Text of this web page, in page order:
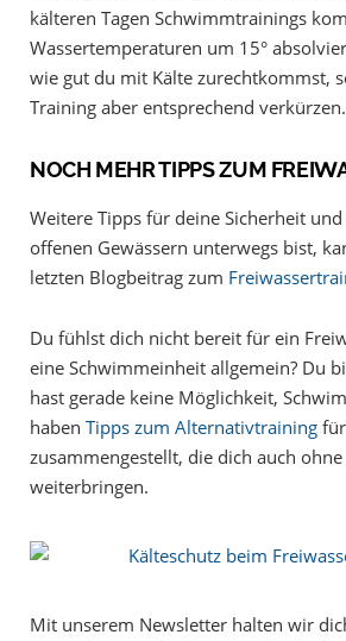
kälteren Tagen Schwimmtrainings
Wassertemperaturen um 15°
wie gut du mit Kälte zurechtkommst,
Training aber entsprechend verkürzen.
NOCH MEHR TIPPS ZUM
Weitere Tipps für deine Sicherheit
offenen Gewässern unterwegs bist,
letzten Blogbeitrag zum
Du fühlst dich nicht bereit für ein
eine Schwimmeinheit allgemein? Du
hast gerade keine Möglichkeit,
haben Tipps zum Alternativtraining
zusammengestellt, die dich auch ohne
weiterbringen.
Mit unserem Newsletter halten wir